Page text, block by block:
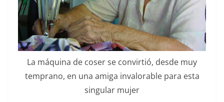
La máquina de coser se con­vir­tió, des­de muy
tem­pra­no, en una ami­ga inval­orable para esta
sin­gu­lar mujer